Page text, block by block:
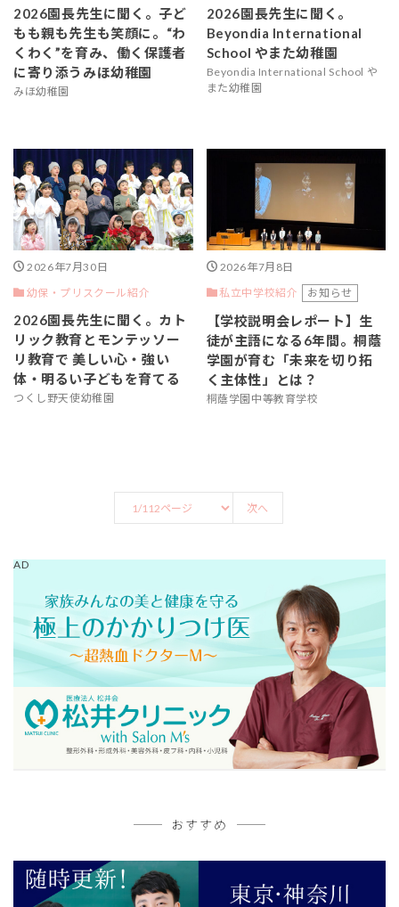
2026園長先生に聞く。子ど
もも親も先生も笑顔に。“わ
くわく”を育み、働く保護者
に寄り添うみほ幼稚園
みほ幼稚園
2026園長先生に聞く。
Beyondia International
School やまた幼稚園
Beyondia International School や
また幼稚園
2026年7月30日
幼保・プリスクール紹介
2026園長先生に聞く。カト
リック教育とモンテッソー
リ教育で 美しい心・強い
体・明るい子どもを育てる
つくし野天使幼稚園
2026年7月8日
私立中学校紹介
お知らせ
【学校説明会レポート】生
徒が主語になる6年間。桐蔭
学園が育む「未来を切り拓
く主体性」とは？
桐蔭学園中等教育学校
次へ
AD
おすすめ